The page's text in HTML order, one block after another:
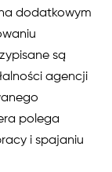
dodatkowym
są
agencji
polega
i spajaniu